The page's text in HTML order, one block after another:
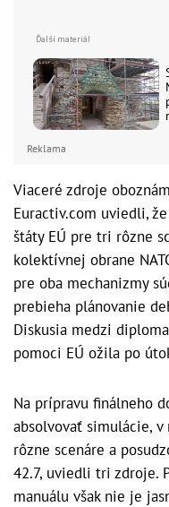
Reklama
Viaceré zdroje
Euractiv.com uviedli,
štáty EÚ pre tri rôzne
kolektívnej obrane
pre oba mechanizmy
prebieha plánovanie
Diskusia medzi
pomoci EÚ ožila po
Na prípravu finálneho
absolvovať simulácie,
rôzne scenáre a
42.7, uviedli tri zdroje.
manuálu však nie je